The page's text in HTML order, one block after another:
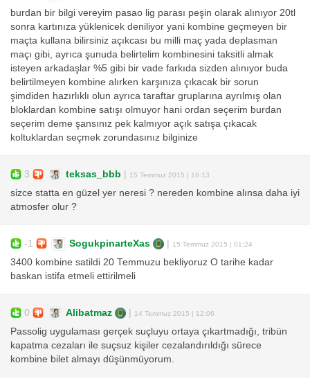
burdan bir bilgi vereyim pasao lig parası peşin olarak alınıyor 20tl
sonra kartınıza yüklenicek deniliyor yani kombine geçmeyen bir
maçta kullana bilirsiniz açıkcası bu milli maç yada deplasman
maçı gibi, ayrıca şunuda belirtelim kombinesini taksitli almak
isteyen arkadaşlar %5 gibi bir vade farkıda sizden alınıyor buda
belirtilmeyen kombine alırken karşınıza çıkacak bir sorun
şimdiden hazırlıklı olun ayrıca taraftar gruplarına ayrılmış olan
bloklardan kombine satışı olmuyor hani ordan seçerim burdan
seçerim deme şansınız pek kalmıyor açık satışa çıkacak
koltuklardan seçmek zorundasınız bilginize
3 teksas_bbb 15 Temmuz 2015 | 16:13
sizce statta en güzel yer neresi ? nereden kombine alınsa daha iyi
atmosfer olur ?
-1 SogukpinarteXas 15 Temmuz 2015 | 01:24
3400 kombine satildi 20 Temmuzu bekliyoruz O tarihe kadar
baskan istifa etmeli ettirilmeli
0 Alibatmaz 14 Temmuz 2015 | 12:06
Passolig uygulaması gerçek suçluyu ortaya çıkartmadığı, tribün
kapatma cezaları ile suçsuz kişiler cezalandırıldığı sürece
kombine bilet almayı düşünmüyorum.